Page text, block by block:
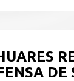
DE